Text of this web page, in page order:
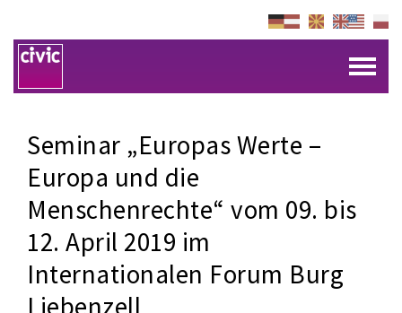
Seminar „Europas Werte –
Europa und die
Menschenrechte“ vom 09. bis
12. April 2019 im
Internationalen Forum Burg
Liebenzell